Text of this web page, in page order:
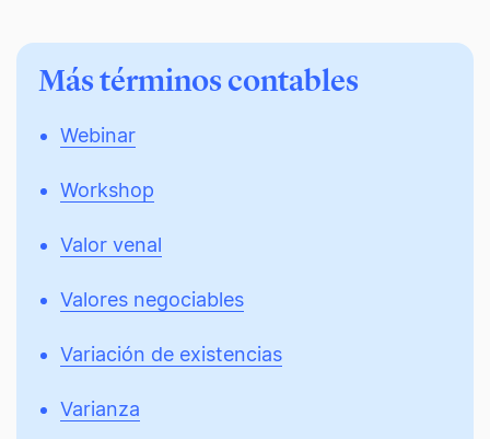
Más términos contables
Webinar
Workshop
Valor venal
Valores negociables
Variación de existencias
Varianza